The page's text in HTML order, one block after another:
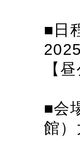
■日
【
■会
館